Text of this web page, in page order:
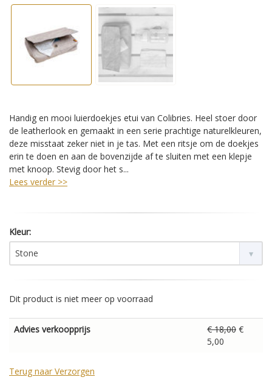
Handig en mooi luierdoekjes etui van Colibries. Heel stoer door
de leatherlook en gemaakt in een serie prachtige naturelkleuren,
deze misstaat zeker niet in je tas. Met een ritsje om de doekjes
erin te doen en aan de bovenzijde af te sluiten met een klepje
met knoop. Stevig door het s...
Lees verder >>
Kleur:
Stone
Dit product is niet meer op voorraad
Advies verkoopprijs € 18,00 €
5,00
Terug naar Verzorgen